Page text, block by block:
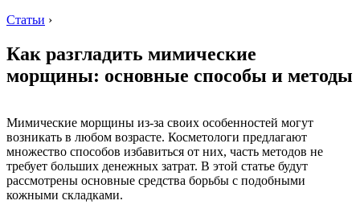
Статьи ›
Как разгладить мимические
морщины: основные способы и методы
Мимические морщины из-за своих особенностей могут
возникать в любом возрасте. Косметологи предлагают
множество способов избавиться от них, часть методов не
требует больших денежных затрат. В этой статье будут
рассмотрены основные средства борьбы с подобными
кожными складками.